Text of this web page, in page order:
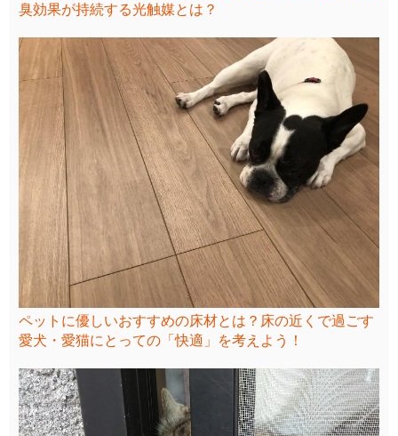
臭効果が持続する光触媒とは？
ペットに優しいおすすめの床材とは？床の近くで過ごす
愛犬・愛猫にとっての「快適」を考えよう！